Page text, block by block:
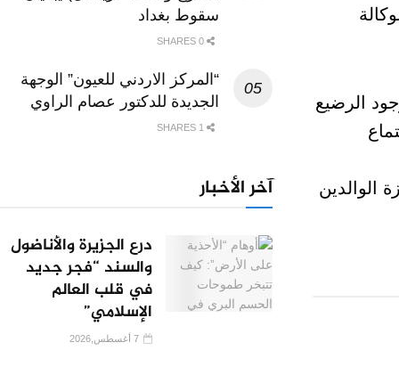
الرضيع
الوالدين
سقوط بغداد
“المركز الاردني للعيون” الوجهة
الجديدة للدكتور عصام الراوي
آخر الأخبار
درع الجزيرة والأناضول
والسند “فجر جديد
في قلب العالم
الإسلامي”